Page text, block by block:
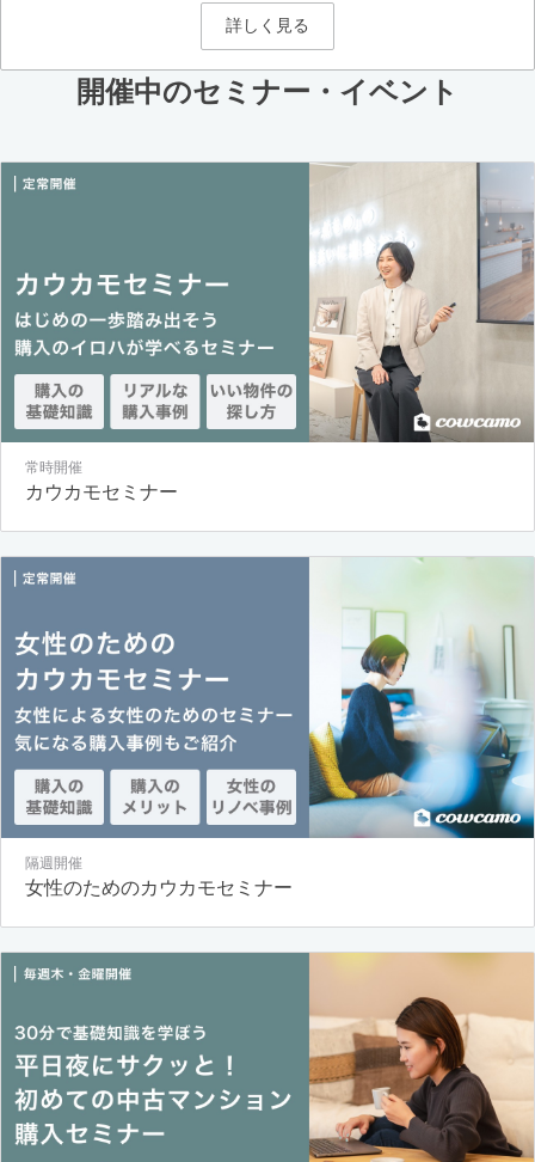
詳しく見る
開催中のセミナー・イベント
常時開催
カウカモセミナー
隔週開催
女性のためのカウカモセミナー